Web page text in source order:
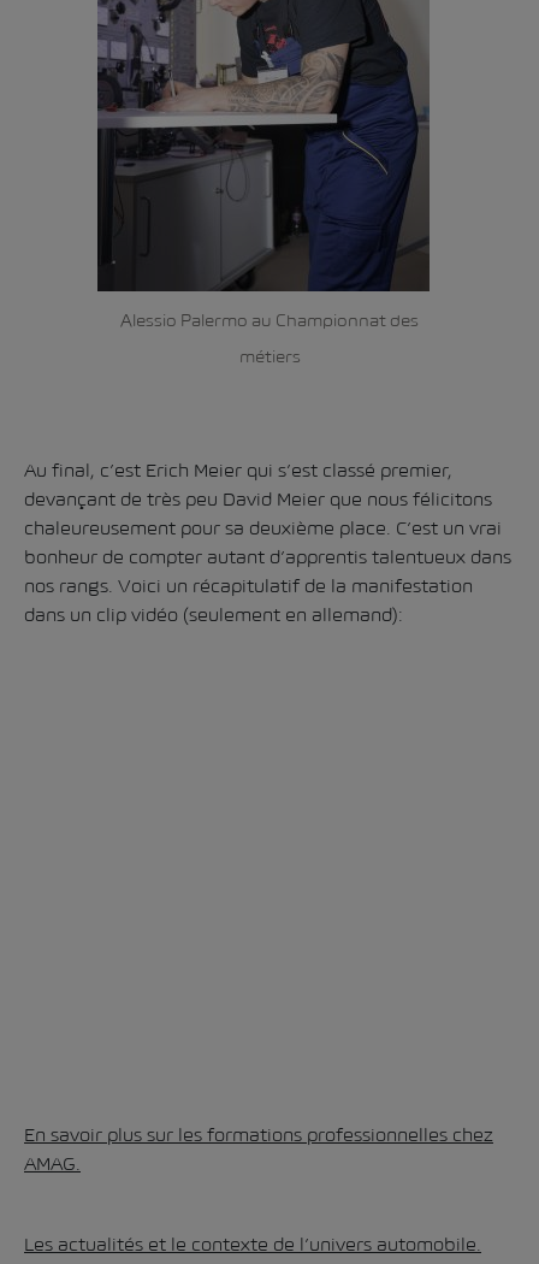
Alessio Palermo au Championnat des
métiers
Au final, c’est Erich Meier qui s’est classé premier,
devançant de très peu David Meier que nous félicitons
chaleureusement pour sa deuxième place. C’est un vrai
bonheur de compter autant d’apprentis talentueux dans
nos rangs. Voici un récapitulatif de la manifestation
dans un clip vidéo (seulement en allemand):
En savoir plus sur les formations professionnelles chez
AMAG.
Les actualités et le contexte de l’univers automobile.